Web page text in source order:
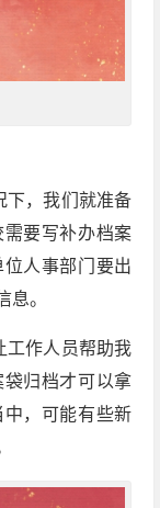
下，我们就准备
要写补办档案
人事部门要出
息。
工作人员帮助我
归档才可以拿
，可能有些新